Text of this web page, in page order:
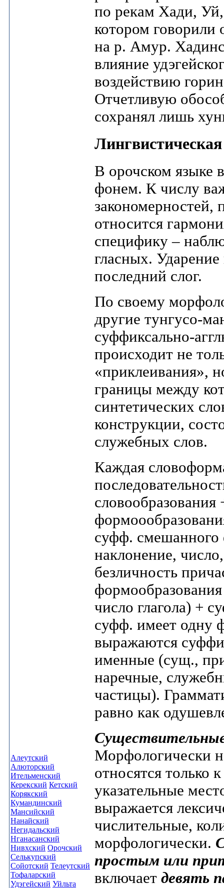
Алеутский
Алюторский
Ительменский
Керекский Кетский
Корякский
Кумандинский
Мансийский
Нанайский
Негидальский
Нганасанский
Нивхский Орочский
Селькупский
Сойотский Телеутский
Тофаларский
Удэгейский Уйльта
по рекам Хади,
котором говорили
на р. Амур.
влияние
воздействию
Отчетливую
сохранял лишь
В орочском языке
фонем. К числу
закономерностей,
относится
специфику –
гласных. Ударение
последний слог.
По своему
другие тунгусо-
суффиксально-
происходит не
«приклеивания»,
границы между
синтетических
конструкции,
служебных слов.
Каждая
суфф. смешанного
наклонение,
безличность
число глагола) +
суфф. имеет одну
выражаются
именные (сущ.,
наречные,
частицы).
равно как
Морфологически
относятся только
указательные
выражается
числительные,
морфологически.
простым или
включает девять